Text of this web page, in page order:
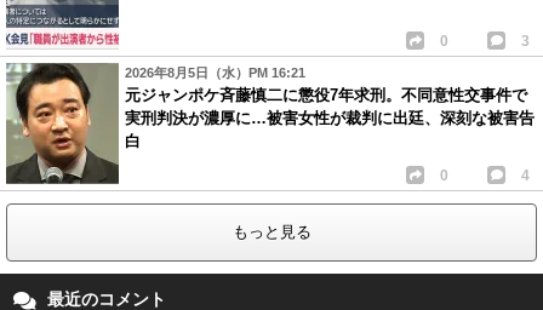
0 3
2026年8月5日（水）PM 16:21
元ジャンポケ斉藤慎二に懲役7年求刑。不同意性交事件で
実刑判決が濃厚に…被害女性が裁判に出廷、深刻な被害告
白
0 4
もっと見る
最近のコメント